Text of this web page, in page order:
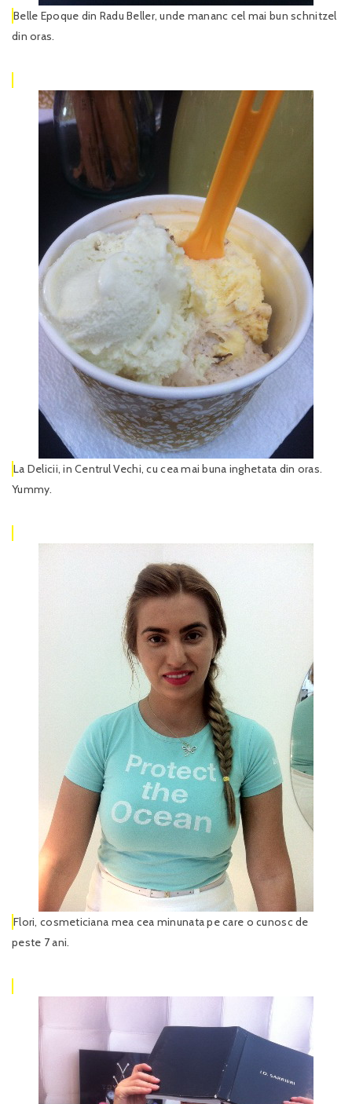
Belle Epoque din Radu Beller, unde mananc cel mai bun schnitzel
din oras.
La Delicii, in Centrul Vechi, cu cea mai buna inghetata din oras.
Yummy.
Flori, cosmeticiana mea cea minunata pe care o cunosc de
peste 7 ani.